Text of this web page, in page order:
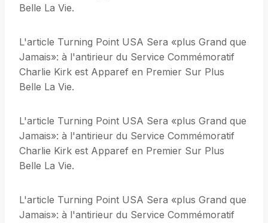
Belle La Vie.
L'article Turning Point USA Sera «plus Grand que
Jamais»: à l'antirieur du Service Commémoratif
Charlie Kirk est Apparef en Premier Sur Plus
Belle La Vie.
L'article Turning Point USA Sera «plus Grand que
Jamais»: à l'antirieur du Service Commémoratif
Charlie Kirk est Apparef en Premier Sur Plus
Belle La Vie.
L'article Turning Point USA Sera «plus Grand que
Jamais»: à l'antirieur du Service Commémoratif